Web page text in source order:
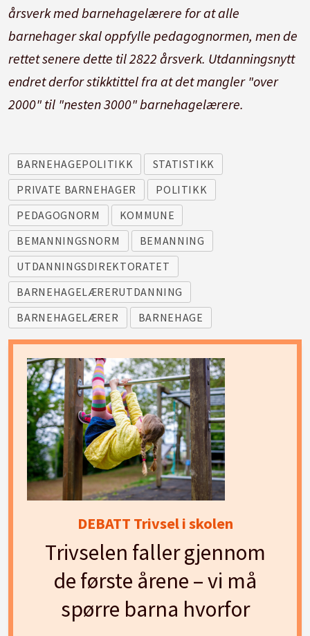
årsverk med barnehagelærere for at alle
barnehager skal oppfylle pedagognormen, men de
rettet senere dette til 2822 årsverk. Utdanningsnytt
endret derfor stikktittel fra at det mangler "over
2000" til "nesten 3000" barnehagelærere.
BARNEHAGEPOLITIKK
STATISTIKK
PRIVATE BARNEHAGER
POLITIKK
PEDAGOGNORM
KOMMUNE
BEMANNINGSNORM
BEMANNING
UTDANNINGSDIREKTORATET
BARNEHAGELÆRERUTDANNING
BARNEHAGELÆRER
BARNEHAGE
DEBATT Trivsel i skolen
Trivselen faller gjennom
de første årene – vi må
spørre barna hvorfor